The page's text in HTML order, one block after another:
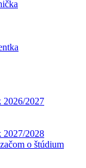
2026/2027
2027/2028
o štúdium